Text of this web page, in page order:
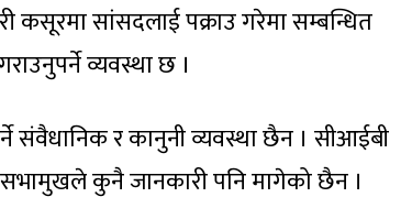
सांसदलाई पक्राउ गरेमा सम्बन्धित
व्यवस्था छ ।
संवैधानिक र कानुनी व्यवस्था छैन । सीआईबी
कुनै जानकारी पनि मागेको छैन ।